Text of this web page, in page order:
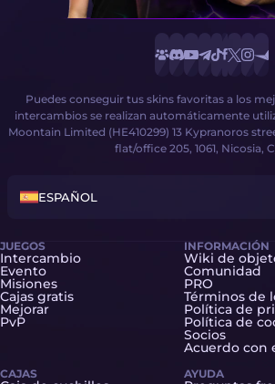
Puedes conseguir tus skins favoritas a los
intercambios se realizan automáticamente
Moontain Limited (HE410299) 13 Kypranoros
flat/office 205, 1061, Nicosia,
ESPAÑOL
JUEGOS
Intercambio
Evento
Misiones
Cajas gratis
Mejorar
PvP
CAJAS
INFORMACIÓN
Wiki de
Comunidad
PRO
Términos de
Política de
Política de
Socios
Acuerdo con
AYUDA